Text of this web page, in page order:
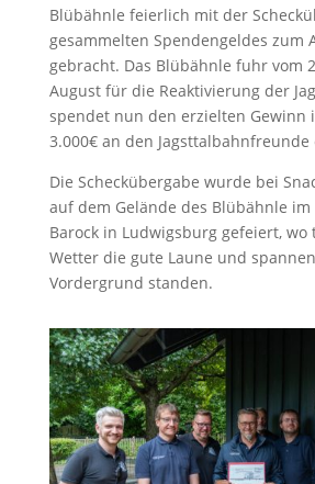
Blübähnle feierlich mit der
gesammelten Spendengeldes zum
gebracht. Das Blübähnle fuhr vom
August für die Reaktivierung der
spendet nun den erzielten Gewinn
3.000€ an den Jagsttalbahnfreunde
Die Scheckübergabe wurde bei
auf dem Gelände des Blübähnle
Barock in Ludwigsburg gefeiert, wo
Wetter die gute Laune und
Vordergrund standen.